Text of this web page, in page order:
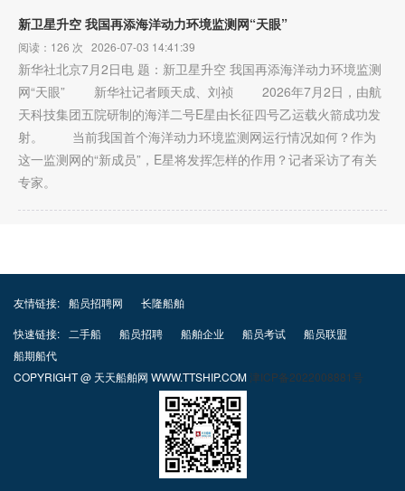
新卫星升空 我国再添海洋动力环境监测网“天眼”
阅读：126 次 2026-07-03 14:41:39
新华社北京7月2日电 题：新卫星升空 我国再添海洋动力环境监测
网“天眼” 新华社记者顾天成、刘祯 2026年7月2日，由航
天科技集团五院研制的海洋二号E星由长征四号乙运载火箭成功发
射。 当前我国首个海洋动力环境监测网运行情况如何？作为
这一监测网的“新成员”，E星将发挥怎样的作用？记者采访了有关
专家。
友情链接: 船员招聘网
长隆船舶
快速链接:
二手船 船员招聘 船舶企业 船员考试
船员联盟
船期船代
COPYRIGHT @ 天天船舶网 WWW.TTSHIP.COM 津ICP备2022008881号